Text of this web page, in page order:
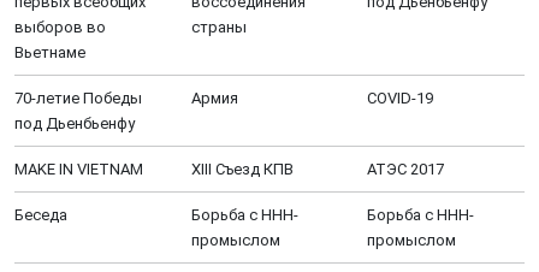
выборов во
Вьетнаме
страны
70-летие Победы
под Дьенбьенфу
Aрмия COVID-19
MAKE IN VIETNAM XIII Cъезд КПВ АТЭС 2017
Беседа
Борьба с ННН-
промыслом
Борьба с ННН-
промыслом